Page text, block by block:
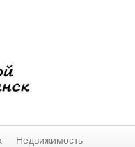
Недвижимость